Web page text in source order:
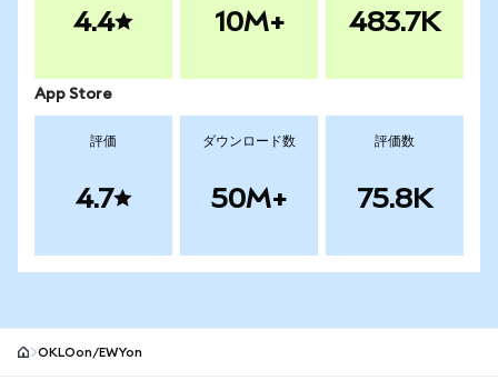
4.4 10M+ 483.7K
App Store
評価
4.7
ダウンロード数
50M+
評価数
75.8K
OKLOon/EWYon